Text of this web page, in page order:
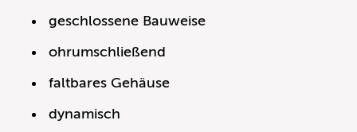
geschlossene Bauweise
ohrumschließend
faltbares Gehäuse
dynamisch